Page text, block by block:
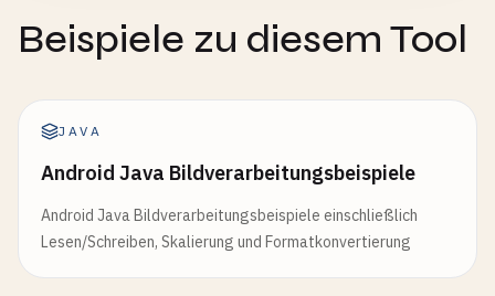
Beispiele zu diesem Tool
JAVA
Android Java Bildverarbeitungsbeispiele
Android Java Bildverarbeitungsbeispiele einschließlich
Lesen/Schreiben, Skalierung und Formatkonvertierung